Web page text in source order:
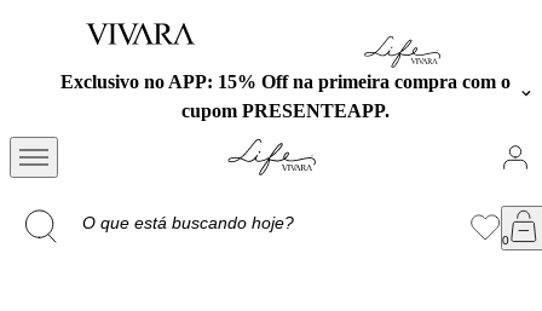
Exclusivo no APP: 15% Off na primeira compra com o
cupom PRESENTEAPP.